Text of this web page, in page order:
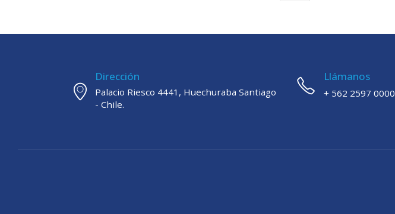
Dirección
Palacio Riesco 4441, Huechuraba Santiago
- Chile.
Llámanos
+ 562 2597 0000